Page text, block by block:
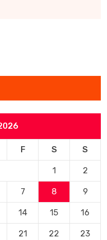
F S S
1 2
7 8 9
14 15 16
21 22 23